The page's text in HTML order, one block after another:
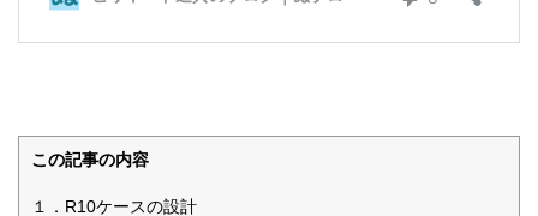
この記事の内容
１．R10ケースの設計